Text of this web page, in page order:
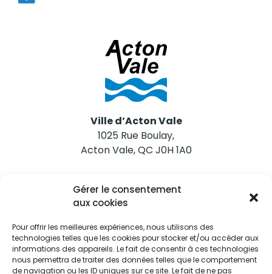
Gérer le consentement
aux cookies
Pour offrir les meilleures expériences, nous utilisons des
technologies telles que les cookies pour stocker et/ou accéder aux
informations des appareils. Le fait de consentir à ces technologies
nous permettra de traiter des données telles que le comportement
de navigation ou les ID uniques sur ce site. Le fait de ne pas
Ville d’Acton Vale
1025 Rue Boulay,
Acton Vale, QC J0H 1A0
Nous joindre
Tél. 450 546-2703